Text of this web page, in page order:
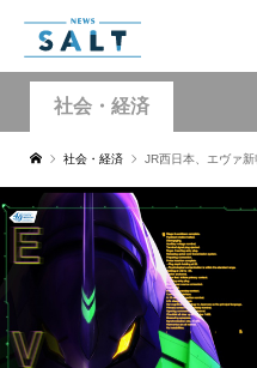
社会・経済
社会・経済 JR西日本、エヴァ